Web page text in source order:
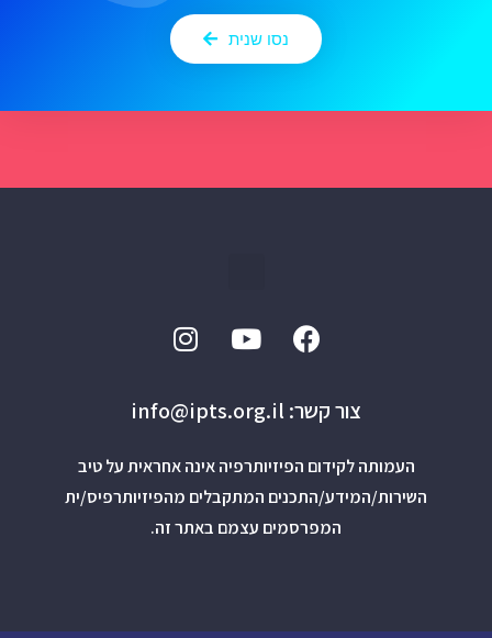
נסו שנית
צור קשר: info@ipts.org.il
העמותה לקידום הפיזיותרפיה אינה אחראית על טיב
השירות/המידע/התכנים המתקבלים מהפיזיותרפיס/ית
המפרסמים עצמם באתר זה.